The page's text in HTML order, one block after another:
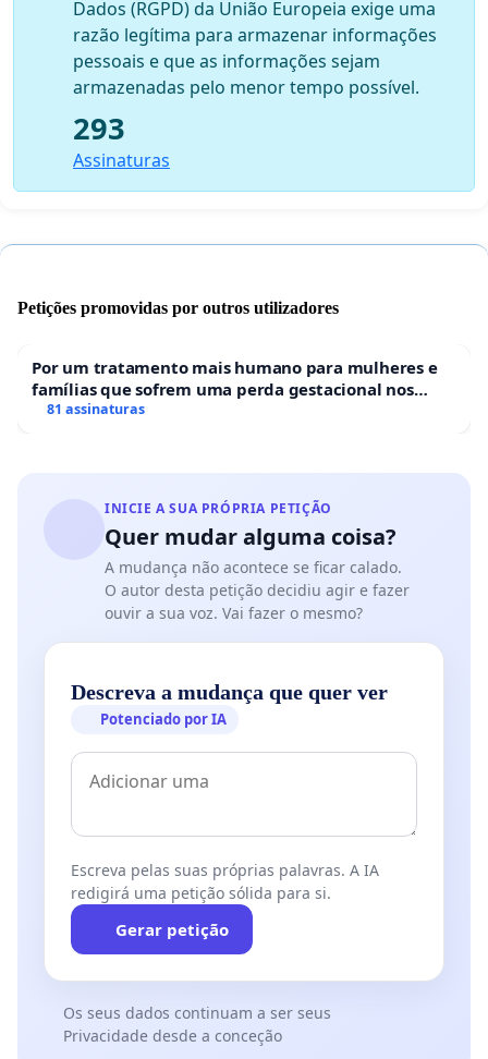
Dados (RGPD) da União Europeia exige uma
razão legítima para armazenar informações
pessoais e que as informações sejam
armazenadas pelo menor tempo possível.
293
Assinaturas
Petições promovidas por outros utilizadores
Por um tratamento mais humano para mulheres e
famílias que sofrem uma perda gestacional nos
hospitais portugueses
81 assinaturas
INICIE A SUA PRÓPRIA PETIÇÃO
Quer mudar alguma coisa?
A mudança não acontece se ficar calado.
O autor desta petição decidiu agir e fazer
ouvir a sua voz. Vai fazer o mesmo?
Descreva a mudança que quer ver
Potenciado por IA
Escreva pelas suas próprias palavras. A IA
redigirá uma petição sólida para si.
Gerar petição
Os seus dados continuam a ser seus
Privacidade desde a conceção